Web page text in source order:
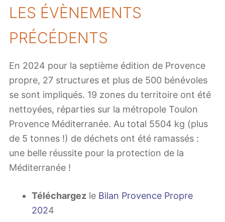
LES ÉVÈNEMENTS
PRÉCÉDENTS
En 2024 pour la septième édition de Provence
propre, 27 structures et plus de 500 bénévoles
se sont impliqués. 19 zones du territoire ont été
nettoyées, réparties sur la métropole Toulon
Provence Méditerranée. Au total 5504 kg (plus
de 5 tonnes !) de déchets ont été ramassés :
une belle réussite pour la protection de la
Méditerranée !
Téléchargez le Bilan Provence Propre
2024